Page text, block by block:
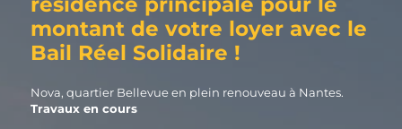
montant de votre loyer avec le
Bail Réel Solidaire !
Nova, quartier Bellevue en plein renouveau à Nantes.
Travaux en cours